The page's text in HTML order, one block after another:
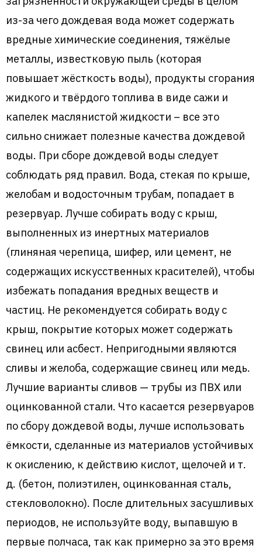
из-за чего дождевая вода может содержать
вредные химические соединения, тяжёлые
металлы, известковую пыль (которая
повышает жёсткость воды), продукты сгорания
жидкого и твёрдого топлива в виде сажи и
капелек маслянистой жидкости – все это
сильно снижает полезные качества дождевой
воды. При сборе дождевой воды следует
соблюдать ряд правил. Вода, стекая по крыше,
желобам и водосточным трубам, попадает в
резервуар. Лучше собирать воду с крыш,
выполненных из инертных материалов
(глиняная черепица, шифер, или цемент, не
содержащих искусственных красителей), чтобы
избежать попадания вредных веществ и
частиц. Не рекомендуется собирать воду с
крыш, покрытие которых может содержать
свинец или асбест. Непригодными являются
сливы и желоба, содержащие свинец или медь.
Лучшие варианты сливов — трубы из ПВХ или
оцинкованной стали. Что касается резервуаров
по сбору дождевой воды, лучше использовать
ёмкости, сделанные из материалов устойчивых
к окислению, к действию кислот, щелочей и т.
д. (бетон, полиэтилен, оцинкованная сталь,
стекловолокно). После длительных засушливых
периодов, не используйте воду, выпавшую в
первые полчаса, так как примерно за это время